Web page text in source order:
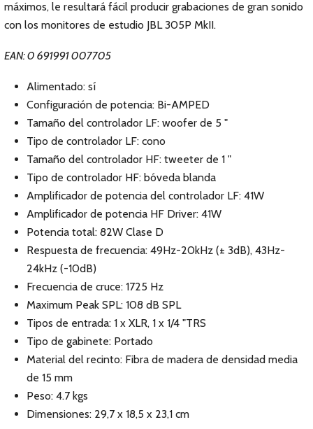
máximos, le resultará fácil producir grabaciones de gran sonido
con los monitores de estudio JBL 305P MkII.
EAN: 0 691991 007705
Alimentado: sí
Configuración de potencia: Bi-AMPED
Tamaño del controlador LF: woofer de 5 "
Tipo de controlador LF: cono
Tamaño del controlador HF: tweeter de 1 "
Tipo de controlador HF: bóveda blanda
Amplificador de potencia del controlador LF: 41W
Amplificador de potencia HF Driver: 41W
Potencia total: 82W Clase D
Respuesta de frecuencia: 49Hz-20kHz (± 3dB), 43Hz-
24kHz (-10dB)
Frecuencia de cruce: 1725 Hz
Maximum Peak SPL: 108 dB SPL
Tipos de entrada: 1 x XLR, 1 x 1/4 "TRS
Tipo de gabinete: Portado
Material del recinto: Fibra de madera de densidad media
de 15 mm
Peso: 4.7 kgs
Dimensiones: 29,7 x 18,5 x 23,1 cm